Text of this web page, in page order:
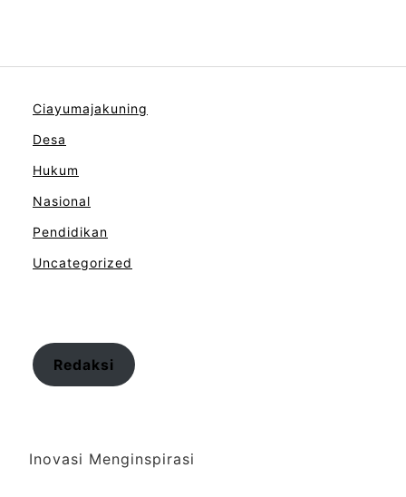
Ciayumajakuning
Desa
Hukum
Nasional
Pendidikan
Uncategorized
Redaksi
Inovasi Menginspirasi